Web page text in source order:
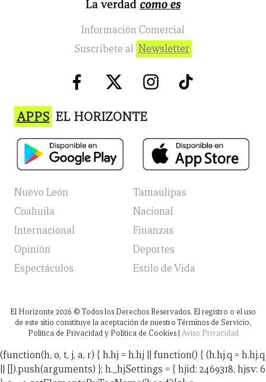
Información Comercial
Suscribete al Newsletter
APPS EL HORIZONTE
Nuevo León
Tamaulipas
Coahuila
Nacional
Internacional
Finanzas
Opinión
Deportes
Espectáculos
Estilo de Vida
El Horizonte 2026 © Todos los Derechos Reservados. El registro o el uso
de este sitio constituye la aceptación de nuestro Términos de Servicio,
Política de Privacidad y Política de Cookies | Aviso Privacidad
(function(h, o, t, j, a, r) { h.hj = h.hj || function() { (h.hj.q = h.hj.q
|| []).push(arguments) }; h._hjSettings = { hjid: 2469318, hjsv: 6